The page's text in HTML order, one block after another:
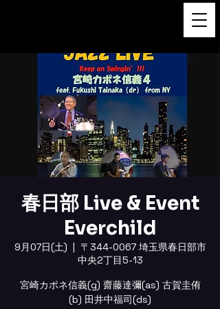
春日部 Live & Event
Everchild
9月07日(土)
  |
〒344-0067 埼玉県春日部市
中央2丁目5-13
宮崎カポネ信義(g) 齋藤達彌(as) 古賀圭侑
(b) 田井中福司(ds)